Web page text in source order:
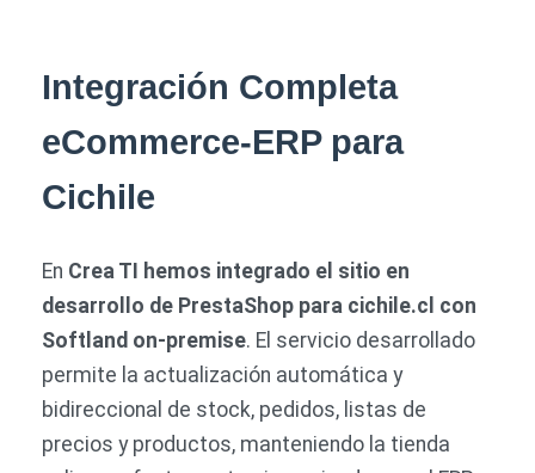
Integración Completa
eCommerce-ERP para
Cichile
En Crea TI hemos integrado el sitio en
desarrollo de PrestaShop para cichile.cl con
Softland on-premise. El servicio desarrollado
permite la actualización automática y
bidireccional de stock, pedidos, listas de
precios y productos, manteniendo la tienda